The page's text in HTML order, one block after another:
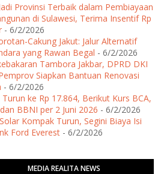
Provinsi Terbaik dalam Pembiayaan
di Sulawesi, Terima Insentif Rp
- 6/2/2026
Cakung Jakut: Jalur Alternatif
yang Rawan Begal - 6/2/2026
Tambora Jakbar, DPRD DKI
Siapkan Bantuan Renovasi
- 6/2/2026
Turun ke Rp 17.864, Berikut Kurs BCA,
BBNI per 2 Juni 2026 - 6/2/2026
Kompak Turun, Segini Biaya Isi
Ford Everest - 6/2/2026
MEDIA REALITA NEWS